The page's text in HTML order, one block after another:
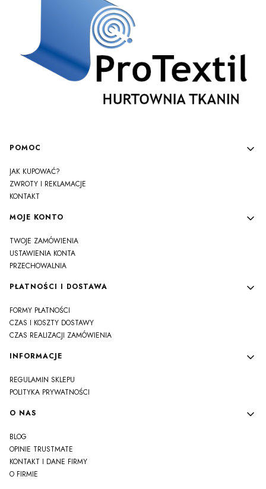
Linki w stopce
POMOC
JAK KUPOWAĆ?
ZWROTY I REKLAMACJE
KONTAKT
MOJE KONTO
TWOJE ZAMÓWIENIA
USTAWIENIA KONTA
PRZECHOWALNIA
PŁATNOŚCI I DOSTAWA
FORMY PŁATNOŚCI
CZAS I KOSZTY DOSTAWY
CZAS REALIZACJI ZAMÓWIENIA
INFORMACJE
REGULAMIN SKLEPU
POLITYKA PRYWATNOŚCI
O NAS
BLOG
OPINIE TRUSTMATE
KONTAKT I DANE FIRMY
O FIRMIE